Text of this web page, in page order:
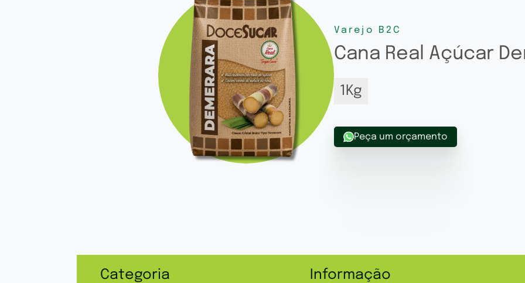
Varejo B2C
Cana Real Açúcar
1Kg
Peça um orçamento
Categoria Informação